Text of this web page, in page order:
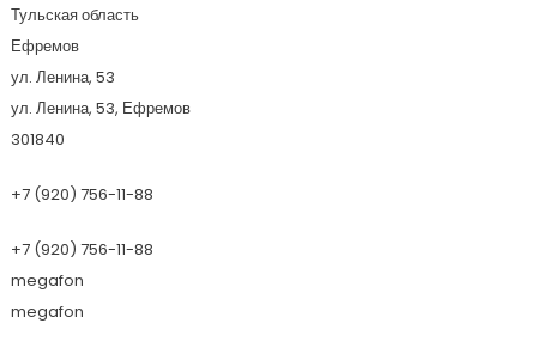
Тульская область
Ефремов
ул. Ленина, 53
ул. Ленина, 53, Ефремов
301840
+7 (920) 756-11-88
+7 (920) 756-11-88
megafon
megafon